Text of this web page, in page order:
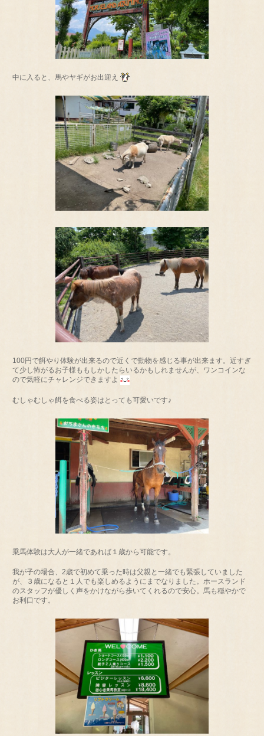
中に入ると、馬やヤギがお出迎え
100円で餌やり体験が出来るので近くで動物を感じる事が出来ます。近すぎ
て少し怖がるお子様ももしかしたらいるかもしれませんが、ワンコインな
ので気軽にチャレンジできますよ
むしゃむしゃ餌を食べる姿はとっても可愛いです♪
乗馬体験は大人が一緒であれば１歳から可能です。
我が子の場合、2歳で初めて乗った時は父親と一緒でも緊張していました
が、３歳になると１人でも楽しめるようにまでなりました。ホースランド
のスタッフが優しく声をかけながら歩いてくれるので安心。馬も穏やかで
お利口です。